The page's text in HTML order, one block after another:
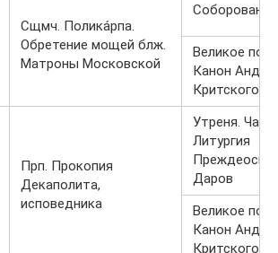
Сщмч. Полика́рпа.
Обретение мощей блж.
Матроны Московской
Соборование
Великое
Канон
Критского
Прп. Прокопия
Декаполита,
исповедника
Утреня. Часы
Литургия
Даров
Великое
Канон
Критского